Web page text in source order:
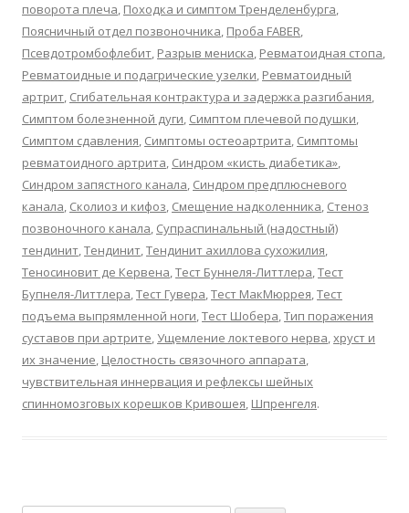
поворота плеча, Походка и симптом Тренделенбурга,
Поясничный отдел позвоночника, Проба FABER,
Псевдотромбофлебит, Разрыв мениска, Ревматоидная стопа,
Ревматоидные и подагрические узелки, Ревматоидный
артрит, Сгибательная контрактура и задержка разгибания,
Симптом болезненной дуги, Симптом плечевой подушки,
Симптом сдавления, Симптомы остеоартрита, Симптомы
ревматоидного артрита, Синдром «кисть диабетика»,
Синдром запястного канала, Синдром предплюсневого
канала, Сколиоз и кифоз, Смещение надколенника, Стеноз
позвоночного канала, Супраспинальный (надостный)
тендинит,Тендинит,Тендинит ахиллова сухожилия,
Теносиновит де Кервена,Тест Буннеля-Литтлера,Тест
Бупнеля-Литтлера,Тест Гувера,Тест МакМюррея,Тест
подъема выпрямленной ноги,Тест Шобера,Тип поражения
суставов при артрите,Ущемление локтевого нерва,хруст и
их значение, Целостность связочного аппарата,
чувствительная иннервация и рефлексы шейных
спинномозговых корешков Кривошея, Шпренгеля.